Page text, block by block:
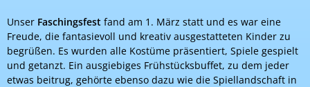
Unser Faschingsfest fand am 1. März statt und es war eine
Freude, die fantasievoll und kreativ ausgestatteten Kinder zu
begrüßen. Es wurden alle Kostüme präsentiert, Spiele gespielt
und getanzt. Ein ausgiebiges Frühstücksbuffet, zu dem jeder
etwas beitrug, gehörte ebenso dazu wie die Spiellandschaft in